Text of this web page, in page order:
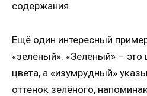
содержания.
Ещё один интересный
«зелёный». «Зелёный» –
цвета, а «изумрудный»
оттенок зелёного,